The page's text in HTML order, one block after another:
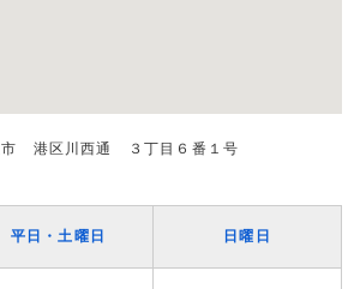
市 港区川西通 ３丁目６番１号
平日・土曜日 日曜日